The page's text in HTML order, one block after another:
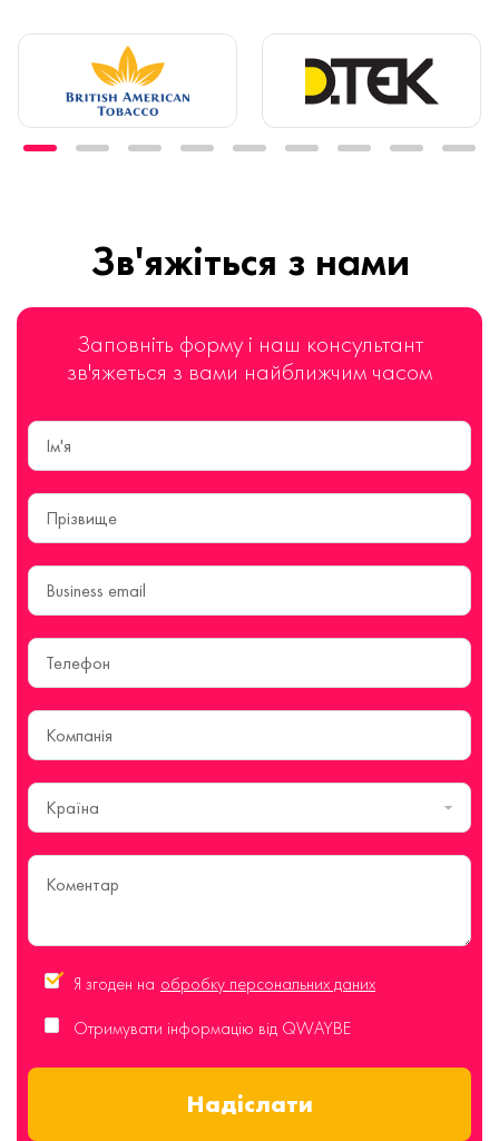
Зв'яжіться з нами
Заповніть форму і наш консультант
зв'яжеться з вами найближчим часом
Країна
Я згоден на обробку персональних даних
Отримувати інформацію від QWAYBE
Надіслати